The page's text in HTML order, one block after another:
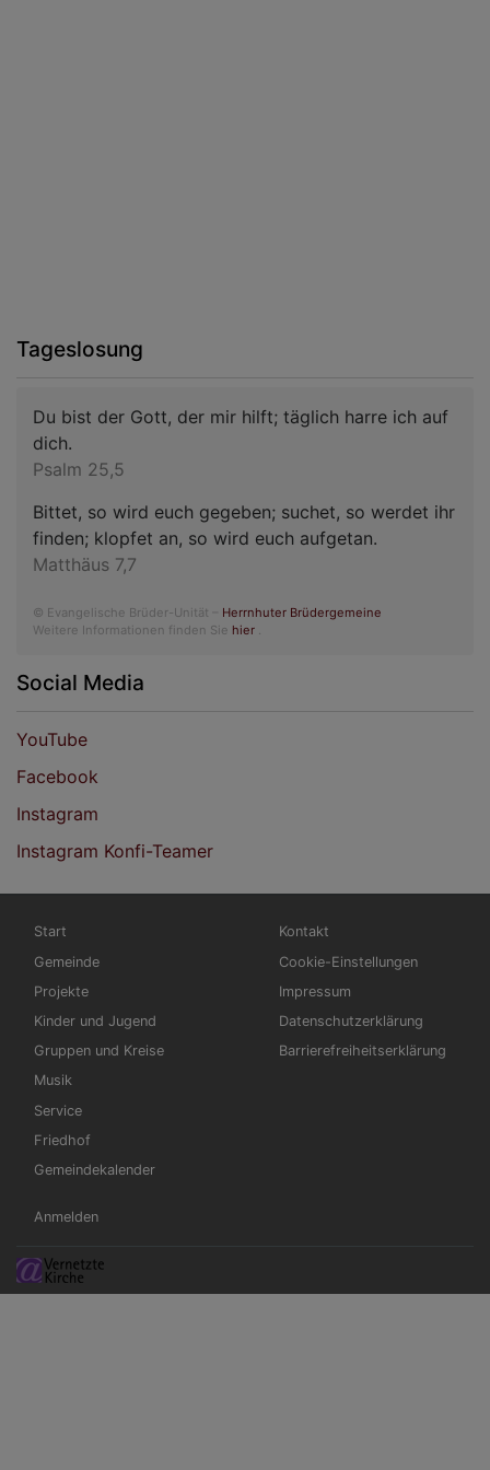
Tageslosung
Du bist der Gott, der mir hilft; täglich harre ich auf
dich.
Psalm 25,5
Bittet, so wird euch gegeben; suchet, so werdet ihr
finden; klopfet an, so wird euch aufgetan.
Matthäus 7,7
© Evangelische Brüder-Unität – Herrnhuter Brüdergemeine
Weitere Informationen finden Sie hier .
Social Media
YouTube
Facebook
Instagram
Instagram Konfi-Teamer
Hauptnavigation
Start
Gemeinde
Projekte
Kinder und Jugend
Gruppen und Kreise
Musik
Service
Friedhof
Gemeindekalender
Fußbereichsmenü
Kontakt
Cookie-Einstellungen
Impressum
Datenschutzerklärung
Barrierefreiheitserklärung
Benutzermenü
Anmelden